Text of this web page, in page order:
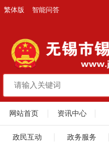
繁体版 智能问答
网站首页 资讯中心
政民互动 政务服务